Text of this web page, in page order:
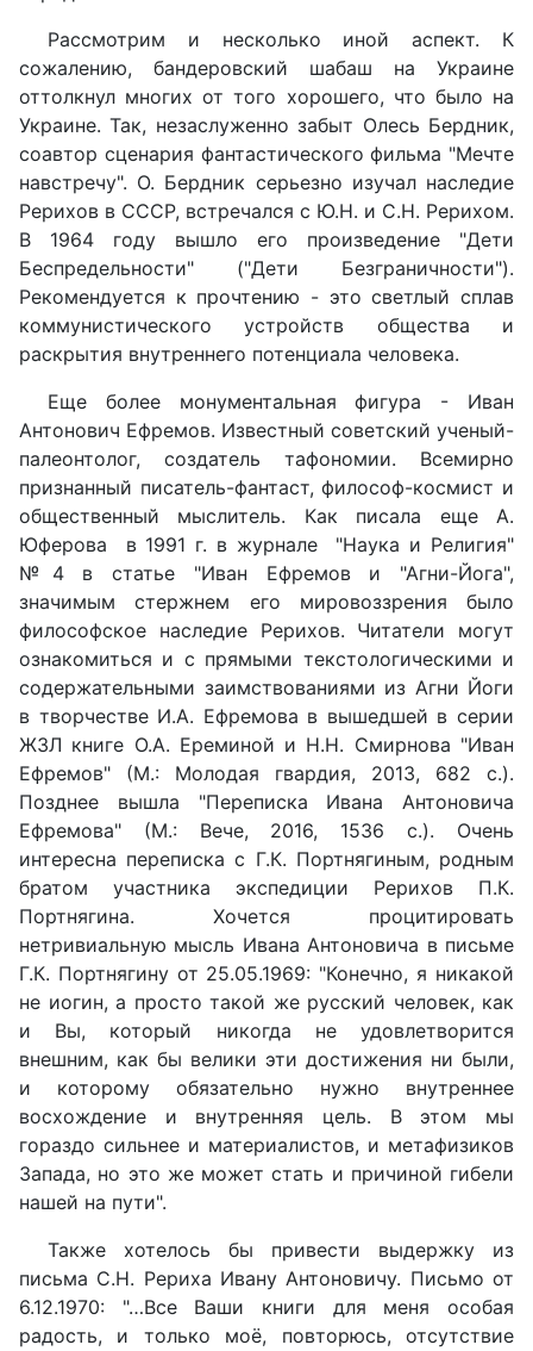
Рассмотрим и несколько иной аспект. К
сожалению, бандеровский шабаш на Украине
оттолкнул многих от того хорошего, что было на
Украине. Так, незаслуженно забыт Олесь Бердник,
соавтор сценария фантастического фильма "Мечте
навстречу". О. Бердник серьезно изучал наследие
Рерихов в СССР, встречался с Ю.Н. и С.Н. Рерихом.
В 1964 году вышло его произведение "Дети
Беспредельности" ("Дети Безграничности").
Рекомендуется к прочтению - это светлый сплав
коммунистического устройств общества и
раскрытия внутреннего потенциала человека.
Еще более монументальная фигура - Иван
Антонович Ефремов. Известный советский ученый-
палеонтолог, создатель тафономии. Всемирно
признанный писатель-фантаст, философ-космист и
общественный мыслитель. Как писала еще А.
Юферова в 1991 г. в журнале "Наука и Религия"
№4 в статье "Иван Ефремов и "Агни-Йога",
значимым стержнем его мировоззрения было
философское наследие Рерихов. Читатели могут
ознакомиться и с прямыми текстологическими и
содержательными заимствованиями из Агни Йоги
в творчестве И.А. Ефремова в вышедшей в серии
ЖЗЛ книге О.А. Ереминой и Н.Н. Смирнова "Иван
Ефремов" (М.: Молодая гвардия, 2013, 682 с.).
Позднее вышла "Переписка Ивана Антоновича
Ефремова" (М.: Вече, 2016, 1536 с.). Очень
интересна переписка с Г.К. Портнягиным, родным
братом участника экспедиции Рерихов П.К.
Портнягина. Хочется процитировать
нетривиальную мысль Ивана Антоновича в письме
Г.К. Портнягину от 25.05.1969: "Конечно, я никакой
не иогин, а просто такой же русский человек, как
и Вы, который никогда не удовлетворится
внешним, как бы велики эти достижения ни были,
и которому обязательно нужно внутреннее
восхождение и внутренняя цель. В этом мы
гораздо сильнее и материалистов, и метафизиков
Запада, но это же может стать и причиной гибели
нашей на пути".
Также хотелось бы привести выдержку из
письма С.Н. Рериха Ивану Антоновичу. Письмо от
6.12.1970: "…Все Ваши книги для меня особая
радость, и только моё, повторюсь, отсутствие